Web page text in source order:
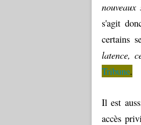
s'agit
certains
latence,
Tribune.
Il est
accès